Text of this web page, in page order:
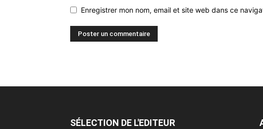
Enregistrer mon nom, email et site web dans ce
SÉLECTION DE L'EDITEUR